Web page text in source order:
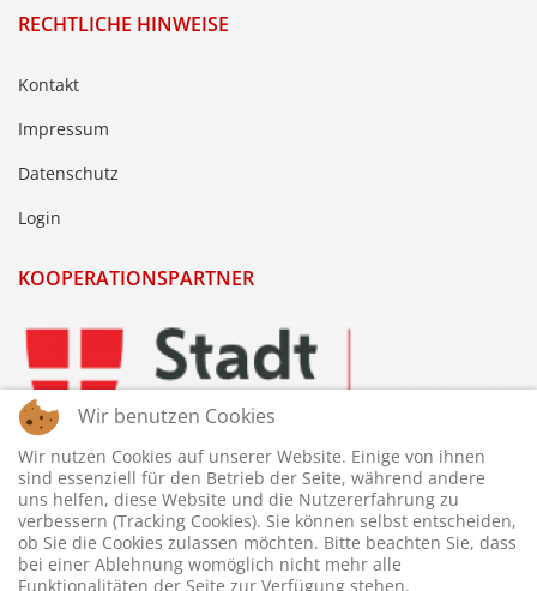
RECHTLICHE HINWEISE
Kontakt
Impressum
Datenschutz
Login
KOOPERATIONSPARTNER
Wir benutzen Cookies
Wir nutzen Cookies auf unserer Website. Einige von ihnen
sind essenziell für den Betrieb der Seite, während andere
uns helfen, diese Website und die Nutzererfahrung zu
verbessern (Tracking Cookies). Sie können selbst entscheiden,
ob Sie die Cookies zulassen möchten. Bitte beachten Sie, dass
bei einer Ablehnung womöglich nicht mehr alle
Funktionalitäten der Seite zur Verfügung stehen.